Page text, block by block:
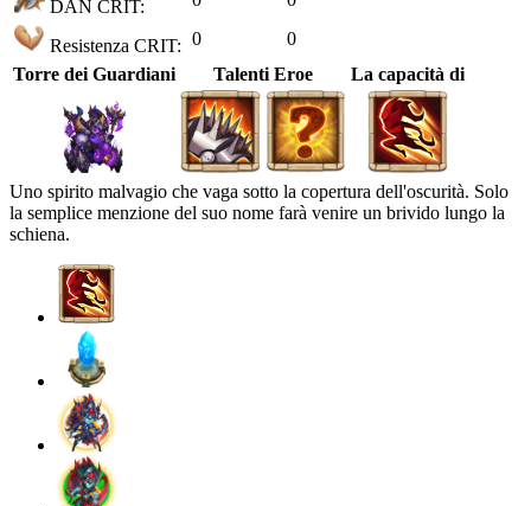
DAN CRIT:
Resistenza CRIT: 0
0
Torre dei Guardiani
Talenti Eroe La capacità di
Uno spirito malvagio che vaga sotto la copertura dell'oscurità. Solo
la semplice menzione del suo nome farà venire un brivido lungo la
schiena.